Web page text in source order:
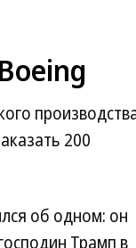
200
об одном: он
Трамп в